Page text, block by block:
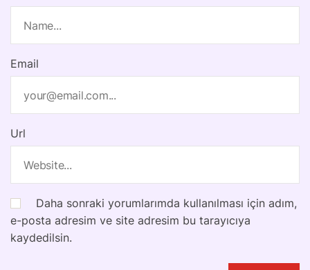
Email
Url
Daha sonraki yorumlarımda kullanılması için adım,
e-posta adresim ve site adresim bu tarayıcıya
kaydedilsin.